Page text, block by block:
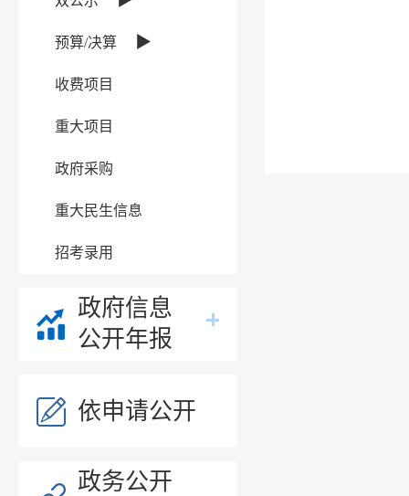
预算/决算 ▶
收费项目
重大项目
政府采购
重大民生信息
招考录用
政府信息
公开年报
依申请公开
政务公开